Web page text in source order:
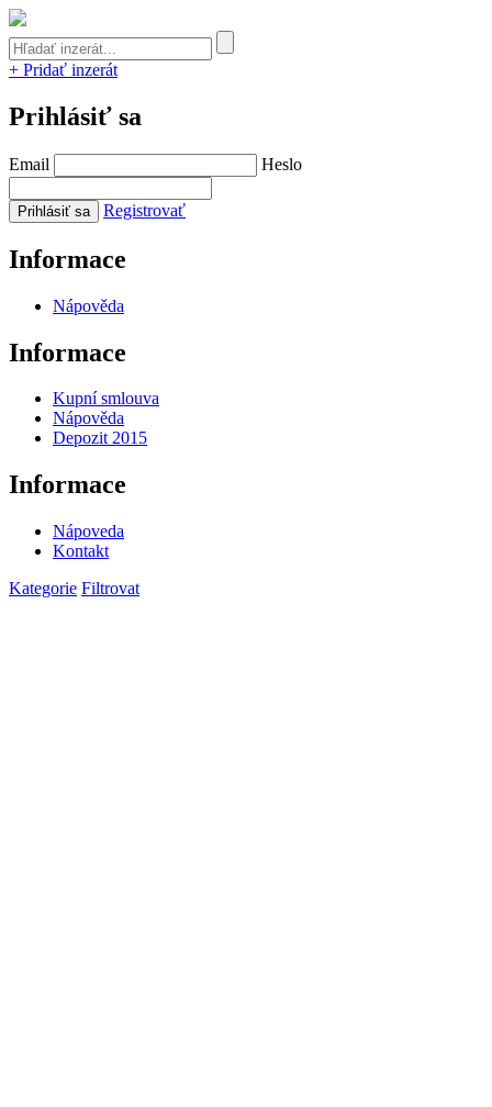
+ Pridať inzerát
Prihlásiť sa
Email Heslo
Registrovať
Informace
Nápověda
Informace
Kupní smlouva
Nápověda
Depozit 2015
Informace
Nápoveda
Kontakt
Kategorie Filtrovat